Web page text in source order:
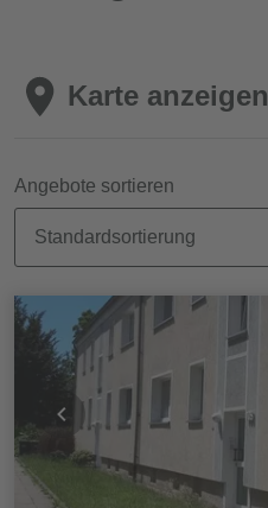
Karte anzeigen
Angebote sortieren
Objekte